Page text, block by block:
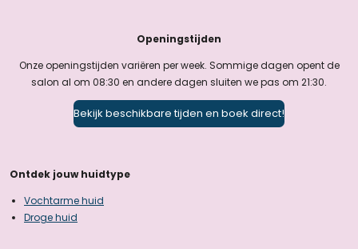
Openingstijden
Onze openingstijden variëren per week. Sommige dagen opent de
salon al om 08:30 en andere dagen sluiten we pas om 21:30.
Bekijk beschikbare tijden en boek direct!
Ontdek jouw huidtype
Vochtarme huid
Droge huid